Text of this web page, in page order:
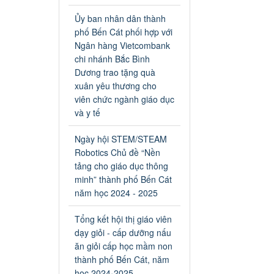
tại các cơ sở giáo dục trên địa
bàn thị xã Bến Cát
Ngày ban hành: 04/03/2024
Kế hoạch thực hiện Chỉ thị
số 16/CT-TTg ngày
27/05/2023 của Thủ tướng
Chính phủ về tăng cường
phòng ngừa, đấu tranh tội
liên quan đến hoạt động tổ
chức đánh bạc và đánh bạc
Kế hoạch thực hiện Chỉ thị số
16/CT-TTg ngày 27/05/2023
của Thủ tướng Chính phủ về
tăng cường phòng ngừa, đấu
tranh tội phạm, vi phạm pháp
luật liên quan đến hoạt động
tổ chức đánh bạc và đánh bạc
Ngày ban hành: 04/03/2024
Ủy ban nhân dân thành
phố Bến Cát phối hợp với
Ngân hàng Vietcombank
chi nhánh Bắc Bình
Dương trao tặng quà
xuân yêu thương cho
viên chức ngành giáo dục
và y tế
Ngày hội STEM/STEAM
Robotics Chủ đề “Nền
tảng cho giáo dục thông
minh” thành phố Bến Cát
năm học 2024 - 2025
Tổng kết hội thị giáo viên
dạy giỏi - cấp dưỡng nấu
ăn giỏi cấp học mầm non
thành phố Bến Cát, năm